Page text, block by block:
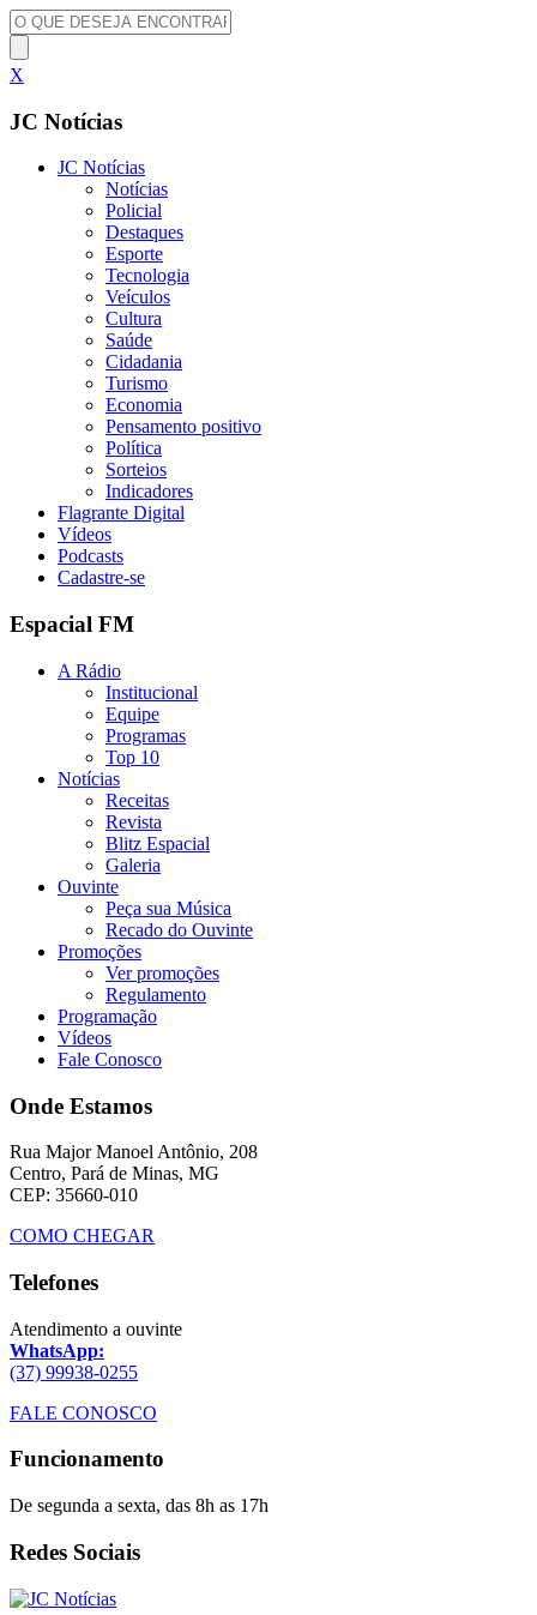
X
JC Notícias
JC Notícias
Notícias
Policial
Destaques
Esporte
Tecnologia
Veículos
Cultura
Saúde
Cidadania
Turismo
Economia
Pensamento positivo
Política
Sorteios
Indicadores
Flagrante Digital
Vídeos
Podcasts
Cadastre-se
Espacial FM
A Rádio
Institucional
Equipe
Programas
Top 10
Notícias
Receitas
Revista
Blitz Espacial
Galeria
Ouvinte
Peça sua Música
Recado do Ouvinte
Promoções
Ver promoções
Regulamento
Programação
Vídeos
Fale Conosco
Onde Estamos
Rua Major Manoel Antônio, 208
Centro, Pará de Minas, MG
CEP: 35660-010
COMO CHEGAR
Telefones
Atendimento a ouvinte
WhatsApp:
(37) 99938-0255
FALE CONOSCO
Funcionamento
De segunda a sexta, das 8h as 17h
Redes Sociais